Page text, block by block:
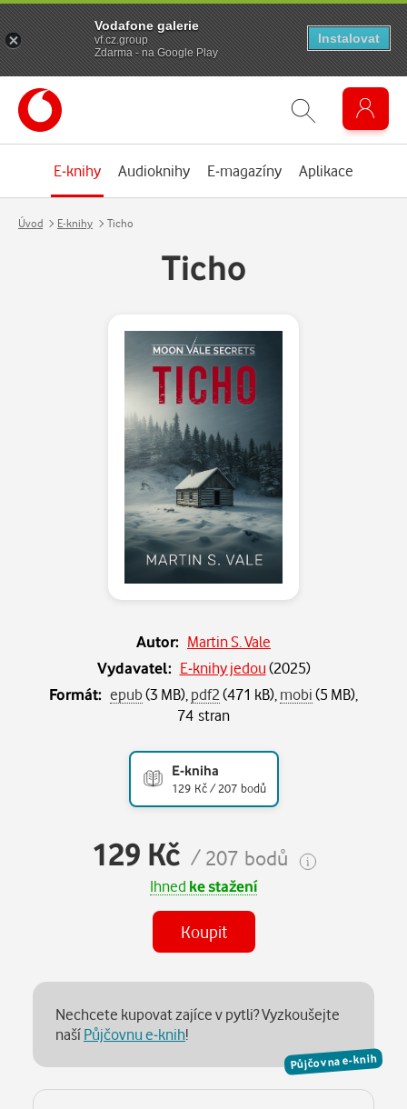
E-knihy Audioknihy E-magazíny Aplikace
Úvod E-knihy Ticho
Ticho
Autor: Martin S. Vale
Vydavatel: E-knihy jedou(2025)
Formát: epub(3 MB),pdf2(471 kB),mobi(5 MB),
74 stran
E-kniha
129 Kč / 207 bodů
129 Kč / 207 bodů
Ihned ke stažení
Koupit
Půjčovna e-knih
Nechcete kupovat zajíce v pytli? Vyzkoušejte
našíPůjčovnu e-knih!
Vodafone galerie
vf.cz.group
Zdarma - na Google Play
Instalovat